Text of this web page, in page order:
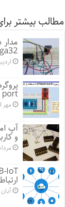
مطالب بیشتر
port
مهر 18, 1399
آپ
و
مرداد
آبان 30,